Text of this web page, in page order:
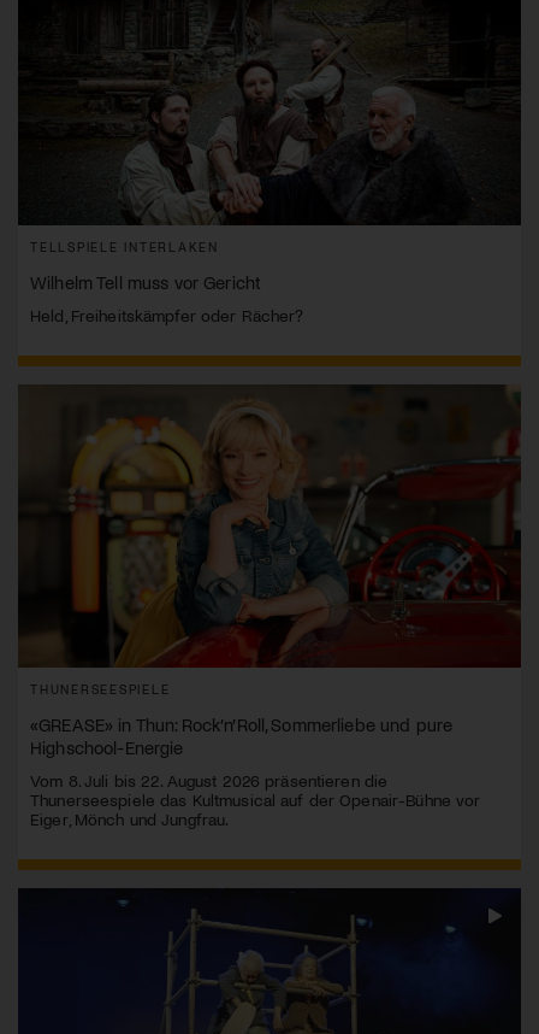
TELLSPIELE INTERLAKEN
Wilhelm Tell muss vor Gericht
Held, Freiheitskämpfer oder Rächer?
THUNERSEESPIELE
«GREASE» in Thun: Rock’n’Roll, Sommerliebe und pure
Highschool-Energie
Vom 8. Juli bis 22. August 2026 präsentieren die
Thunerseespiele das Kultmusical auf der Openair-Bühne vor
Eiger, Mönch und Jungfrau.